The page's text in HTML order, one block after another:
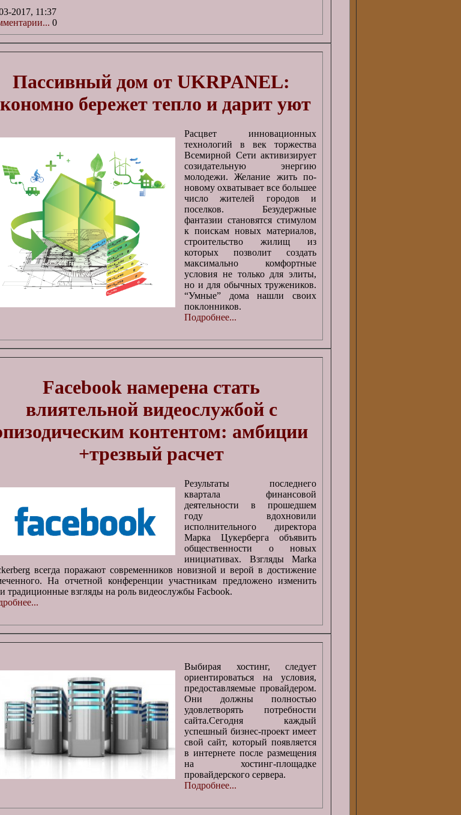
2017, 11:37
0
Пассивный дом от UKRPANEL:
бережет тепло и дарит уют
Расцвет инновационных
технологий в век торжества
Всемирной Сети активизирует
созидательную энергию
молодежи. Желание жить по-
новому охватывает все большее
число жителей городов и
поселков. Безудержные
фантазии становятся стимулом
к поискам новых материалов,
строительство жилищ из
которых позволит создать
максимально комфортные
условия не только для элиты,
но и для обычных тружеников.
“Умные” дома нашли своих
поклонников.
Подробнее...
Facebook намерена стать
влиятельной видеослужбой с
контентом: амбиции
+трезвый расчет
Результаты последнего
квартала финансовой
деятельности в прошедшем
году вдохновили
исполнительного директора
Марка Цукерберга объявить
общественности о новых
инициативах. Взгляды Marka
всегда поражают современников новизной и верой в достижение
На отчетной конференции участникам предложено изменить
традиционные взгляды на роль видеослужбы Facbook.
Выбирая хостинг, следует
ориентироваться на условия,
предоставляемые провайдером.
Они должны полностью
удовлетворять потребности
сайта.Сегодня каждый
успешный бизнес-проект имеет
свой сайт, который появляется
в интернете после размещения
на хостинг-площадке
провайдерского сервера.
Подробнее...